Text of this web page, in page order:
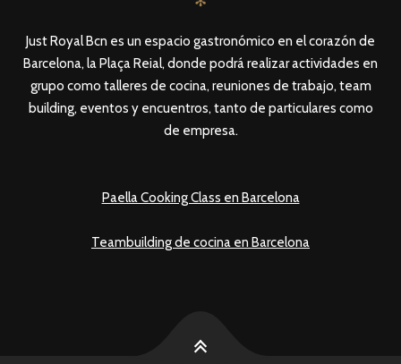
Just Royal Bcn es un espacio gastronómico en el corazón de
Barcelona, la Plaça Reial, donde podrá realizar actividades en
grupo como talleres de cocina, reuniones de trabajo, team
building, eventos y encuentros, tanto de particulares como
de empresa.
Paella Cooking Class en Barcelona
Teambuilding de cocina en Barcelona